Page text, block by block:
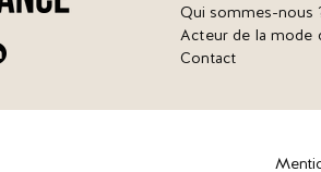
Qui sommes-nous
Acteur de la mode
Contact